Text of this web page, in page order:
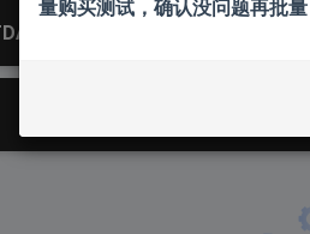
半年+
量购买测试，确认没问题再批量